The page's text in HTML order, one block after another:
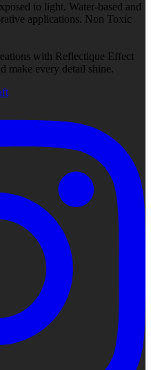
to light. Water-based and
applications. Non Toxic
with Reflectique Effect
make every detail shine.